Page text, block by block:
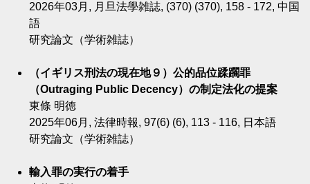
2026年03月, 月旦法學雑誌, (370) (370), 158 - 172, 中国
語
研究論文（学術雑誌）
（イギリス刑法の現在地９）公的品位蹂躙罪
（Outraging Public Decency）の制定法化の提案
東條 明徳
2025年06月, 法律時報, 97(6) (6), 113 - 116, 日本語
研究論文（学術雑誌）
輸入罪の実行の着手